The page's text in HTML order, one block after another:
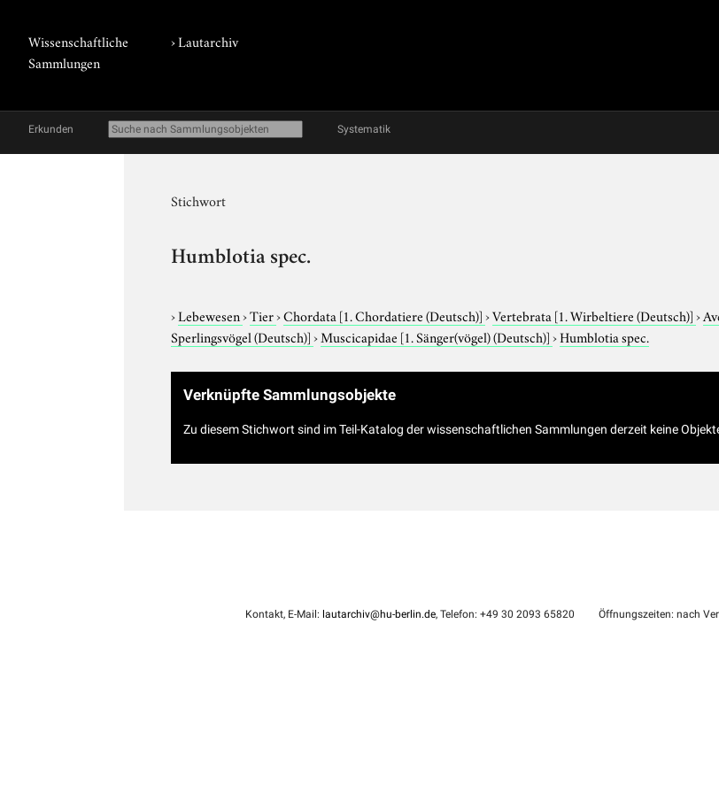
Wissenschaftliche
Sammlungen
›Lautarchiv
Erkunden Systematik
Stichwort
Humblotia spec.
›Lebewesen›Tier›Chordata [1. Chordatiere (Deutsch)]›Vertebrata [1. Wirbeltiere (Deutsch)]›
Sperlingsvögel (Deutsch)]›Muscicapidae [1. Sänger(vögel) (Deutsch)]›Humblotia spec.
Verknüpfte Sammlungsobjekte
Zu diesem Stichwort sind im Teil-Katalog der wissenschaftlichen Sammlungen derzeit keine
Kontakt, E-Mail: lautarchiv@hu-berlin.de, Telefon: +49 30 2093 65820 Öffnungszeiten: nach